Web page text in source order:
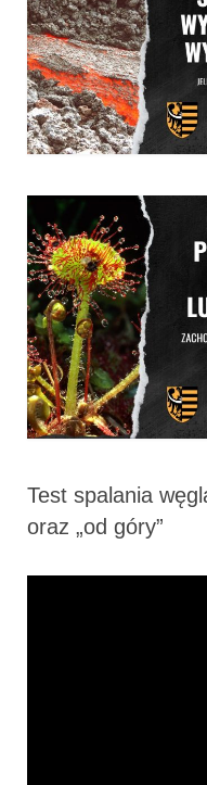
Test spalania
oraz „od góry”